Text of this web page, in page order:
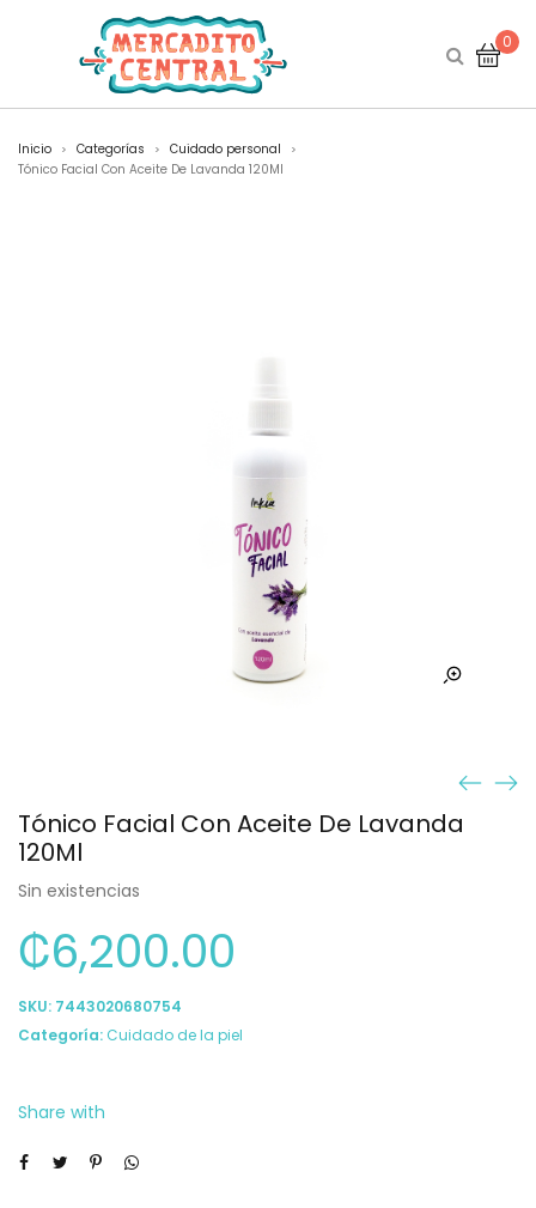
0
Inicio > Categorías > Cuidado personal >
Tónico Facial Con Aceite De Lavanda 120Ml
Tónico Facial Con Aceite De Lavanda
120Ml
Sin existencias
₡6,200.00
SKU: 7443020680754
Categoría: Cuidado de la piel
Share with